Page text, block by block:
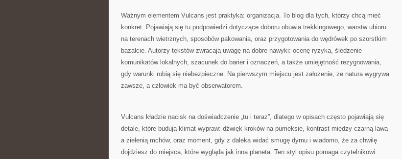
Ważnym elementem Vulcans jest praktyka: organizacja. To blog dla tych, którzy chcą mieć
konkret. Pojawiają się tu podpowiedzi dotyczące doboru obuwia trekkingowego, warstw ubioru
na terenach wietrznych, sposobów pakowania, oraz przygotowania do wędrówek po szorstkim
bazalcie. Autorzy tekstów zwracają uwagę na dobre nawyki: ocenę ryzyka, śledzenie
komunikatów lokalnych, szacunek do barier i oznaczeń, a także umiejętność rezygnowania,
gdy warunki robią się niebezpieczne. Na pierwszym miejscu jest założenie, że natura wygrywa
zawsze, a człowiek ma być obserwatorem.
Vulcans kładzie nacisk na doświadczenie „tu i teraz”, dlatego w opisach często pojawiają się
detale, które budują klimat wypraw: dźwięk kroków na pumeksie, kontrast między czarną lawą
a zielenią mchów, oraz moment, gdy z daleka widać smugę dymu i wiadomo, że za chwilę
dojdziesz do miejsca, które wygląda jak inna planeta. Ten styl opisu pomaga czytelnikowi